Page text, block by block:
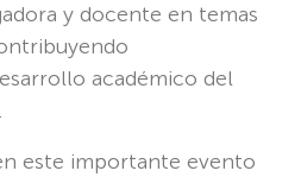
y docente en temas
académico del
este importante evento